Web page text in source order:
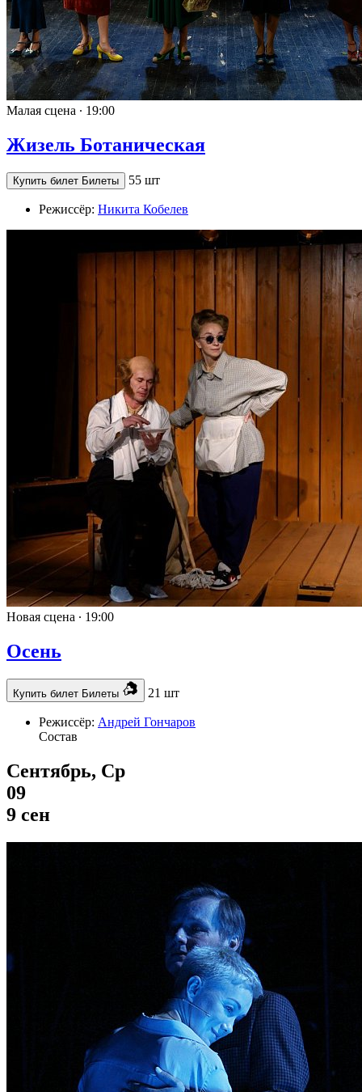
Малая сцена ∙ 19:00
Жизель Ботаническая
Купить билет Билеты 55 шт
Режиссёр: Никита Кобелев
Новая сцена ∙ 19:00
Осень
Купить билет Билеты 21 шт
Режиссёр: Андрей Гончаров
Состав
Сентябрь, Ср
09
9 сен